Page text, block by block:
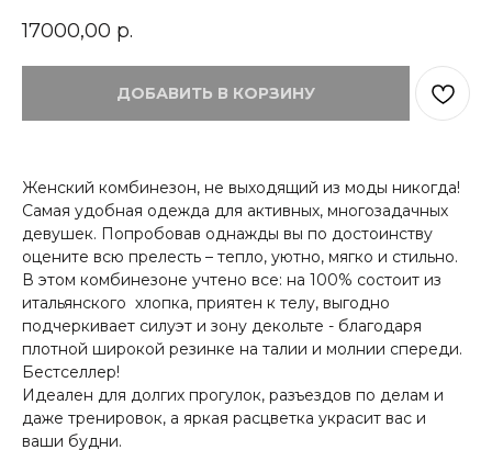
17000,00 р.
ДОБАВИТЬ В КОРЗИНУ
Женский комбинезон, не выходящий из моды никогда!
Самая удобная одежда для активных, многозадачных
девушек. Попробовав однажды вы по достоинству
оцените всю прелесть – тепло, уютно, мягко и стильно.
В этом комбинезоне учтено все: на 100% состоит из
итальянского хлопка, приятен к телу, выгодно
подчеркивает силуэт и зону декольте - благодаря
плотной широкой резинке на талии и молнии спереди.
Бестселлер!
Идеален для долгих прогулок, разъездов по делам и
даже тренировок, а яркая расцветка украсит вас и
ваши будни.